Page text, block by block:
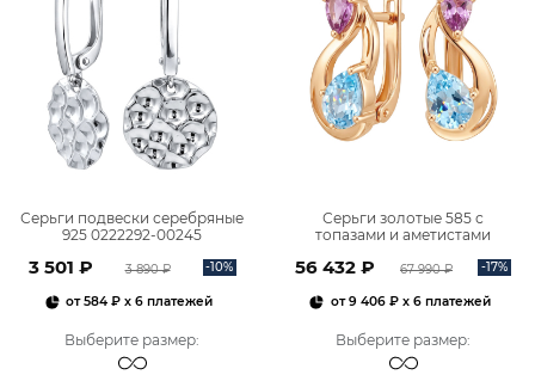
Серьги подвески серебряные
925 0222292-00245
3 501 ₽ 3 890 ₽ -10%
от584 ₽ x 6 платежей
Выберите размер:
Серьги золотые 585 с
топазами и аметистами
56 432 ₽ 67 990 ₽ -17%
от9 406 ₽x 6 платежей
Выберите размер: